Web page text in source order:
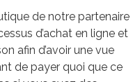
de notre partenaire
d’achat en ligne et
afin d’avoir une vue
de payer quoi que ce